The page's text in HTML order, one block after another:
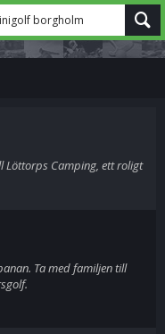
borgholm
Löttorps Camping, ett roligt
Ta med familjen till